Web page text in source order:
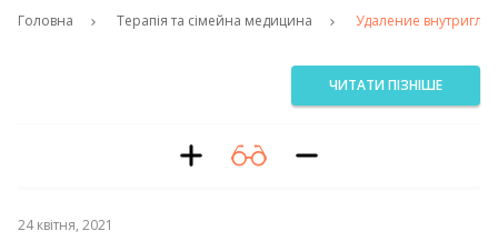
Головна Терапія та сімейна медицина Удаление
ЧИТАТИ ПІЗНІШЕ
24 квітня, 2021